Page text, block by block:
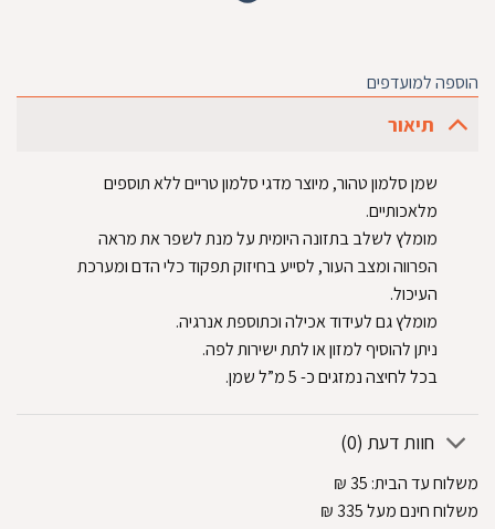
הוספה למועדפים
תיאור
שמן סלמון טהור, מיוצר מדגי סלמון טריים ללא תוספים
מלאכותיים.
מומלץ לשלב בתזונה היומית על מנת לשפר את מראה
הפרווה ומצב העור, לסייע בחיזוק תפקוד כלי הדם ומערכת
העיכול.
מומלץ גם לעידוד אכילה וכתוספת אנרגיה.
ניתן להוסיף למזון או לתת ישירות לפה.
בכל לחיצה נמזגים כ- 5 מ”ל שמן.
חוות דעת (0)
משלוח עד הבית:
₪
משלוח חינם מעל 335
₪